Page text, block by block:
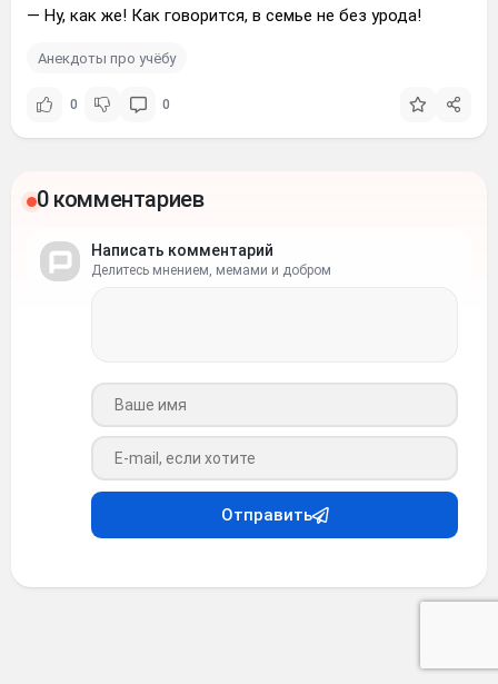
— Ну, как же! Как говорится, в семье не без урода!
Анекдоты про учёбу
0 0
0 комментариев
Написать комментарий
Делитесь мнением, мемами и добром
Ваше имя
Ваш e-mail
Отправить